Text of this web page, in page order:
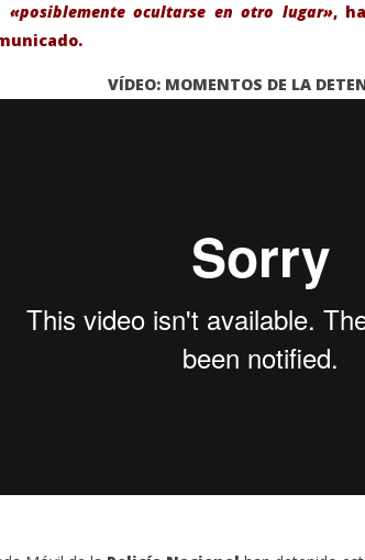
H. Gran concierto de órgano
«posiblemente ocultarse en otro lugar»,
VÍDEO: MOMENTOS DE LA